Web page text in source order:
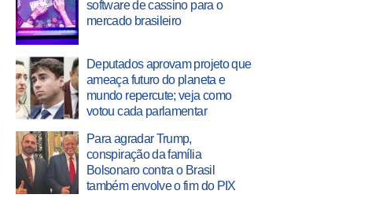
software de cassino para o
mercado brasileiro
Deputados aprovam projeto que
ameaça futuro do planeta e
mundo repercute; veja como
votou cada parlamentar
Para agradar Trump,
conspiração da família
Bolsonaro contra o Brasil
também envolve o fim do PIX